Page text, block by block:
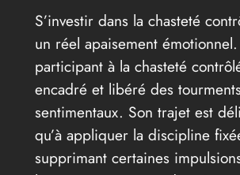
S’investir dans la chasteté
un réel apaisement
participant à la chasteté
encadré et libéré des
sentimentaux. Son trajet est
qu’à appliquer la discipline
supprimant certaines